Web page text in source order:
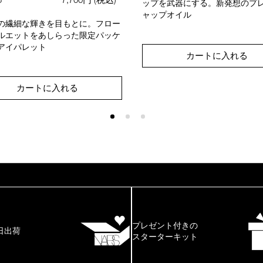
繊細な輝きを目もとに。フロー
エットをあしらった限定パッケ
イパレット
カートに入れる
ップを武器にする。新発想のプ
ャップオイル
カートに入れる
出荷
プレゼント付きの
スターターキット